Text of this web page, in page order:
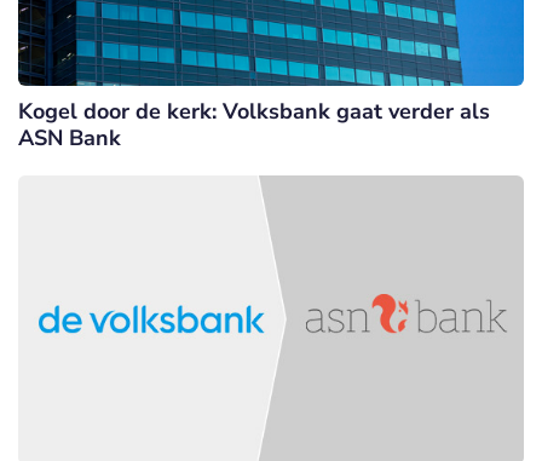
Kogel door de kerk: Volksbank gaat verder als
ASN Bank